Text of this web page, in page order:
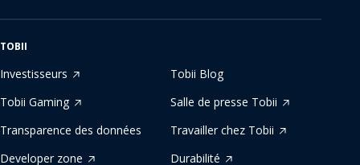
TOBII
Investisseurs
Tobii Blog
Tobii Gaming
Salle de presse Tobii
Transparence des données
Travailler chez Tobii
Developer zone
Durabilité